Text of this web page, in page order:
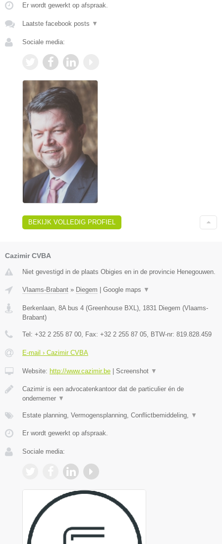
Er wordt gewerkt op afspraak.
Laatste facebook posts ▼
Sociale media:
BEKIJK VOLLEDIG PROFIEL
Cazimir CVBA
Niet gevestigd in de plaats Obigies en in de provincie Henegouwen.
Vlaams-Brabant » Diegem | Google maps ▼
Berkenlaan, 8A bus 4 (Greenhouse BXL) 1831 Diegem (Vlaams-
Brabant)
Tel: +32 2 255 87 00 , Fax: +32 2 255 87 05 , BTW-nr: 819.828.459
E-mail › Cazimir CVBA
Website: http://www.cazimir.be | Screenshot ▼
Cazimir is een advocatenkantoor dat de particulier én de
ondernemer ▼
Estate planning, Vermogensplanning, Conflictbemiddeling, ▼
Er wordt gewerkt op afspraak.
Sociale media: